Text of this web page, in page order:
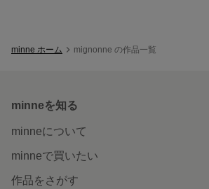
minne ホーム mignonne の作品一覧
minneを知る
minneについて
minneで買いたい
作品をさがす